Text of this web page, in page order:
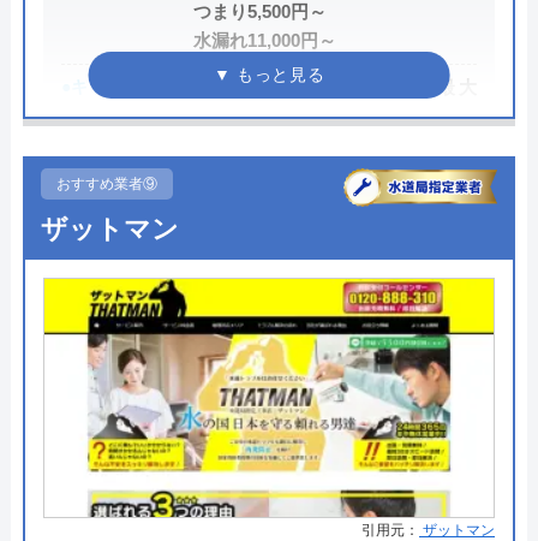
2006年11月設立
所在地
〒450-6319
愛知県名古屋市中村区名駅1-1-1 JPタ
対応エリア
つまり5,500円～
水漏れ11,000円～
●キャンペーン
HP限定割、作業料金から最大
3,000円割引
●駆けつけ時間 最短15分
●定休日 年中無休
●出張見積もり
●支払い方法
現金、PayPay、クレジットカー
ド、NP後払い
●累計実績 累計対応件数100万件以上
●保証・保険
1〜3年の無料点検・無料保証制度
PL保険加入業者
おすすめ業者⑨
ザットマン
引用元： ザットマン